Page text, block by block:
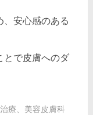
、安心感のある
とで皮膚へのダ
治療、 美容皮膚科